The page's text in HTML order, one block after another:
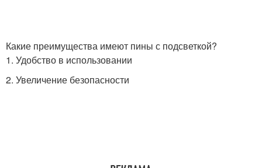
Какие преимущества имеют пины с подсветкой?
1. Удобство в использовании
2. Увеличение безопасности